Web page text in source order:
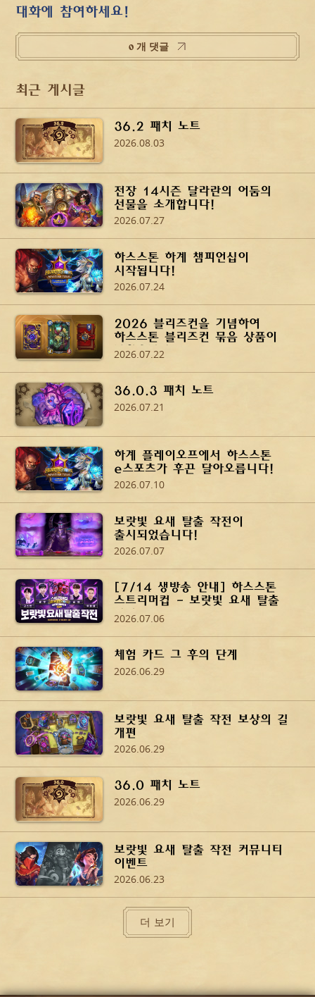
대화에 참여하세요!
0 개 댓글
최근 게시글
36.2 패치 노트
2026.08.03
전장 14시즌 달라란의 어둠의
선물을 소개합니다!
2026.07.27
하스스톤 하계 챔피언십이
시작됩니다!
2026.07.24
2026 블리즈컨을 기념하여
하스스톤 블리즈컨 묶음 상품이
나왔습니다!
2026.07.22
36.0.3 패치 노트
2026.07.21
하계 플레이오프에서 하스스톤
e스포츠가 후끈 달아오릅니다!
2026.07.10
보랏빛 요새 탈출 작전이
출시되었습니다!
2026.07.07
[7/14 생방송 안내] 하스스톤
스트리머컵 - 보랏빛 요새 탈출
작전
2026.07.06
체험 카드 그 후의 단계
2026.06.29
보랏빛 요새 탈출 작전 보상의 길
개편
2026.06.29
36.0 패치 노트
2026.06.29
보랏빛 요새 탈출 작전 커뮤니티
이벤트
2026.06.23
더 보기